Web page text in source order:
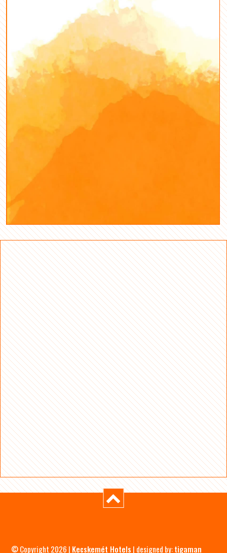
© Copyright 2026 | Kecskemét Hotels | designed by:tigaman